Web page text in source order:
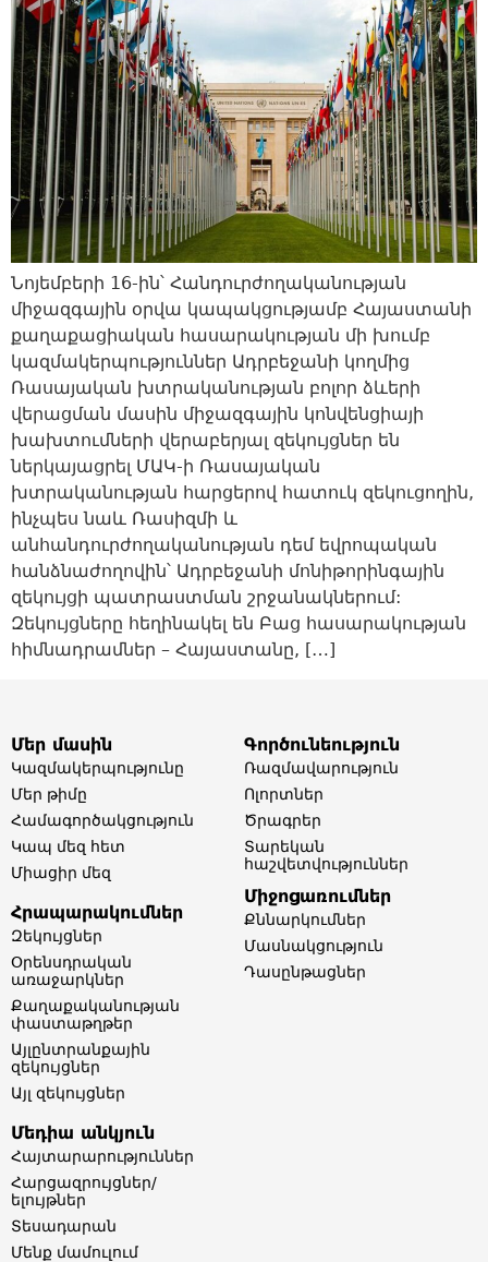
Նոյեմբերի 16-ին՝ Հանդուրժողականության
միջազգային օրվա կապակցությամբ Հայաստանի
քաղաքացիական հասարակության մի խումբ
կազմակերպություններ Ադրբեջանի կողմից
Ռասայական խտրականության բոլոր ձևերի
վերացման մասին միջազգային կոնվենցիայի
խախտումների վերաբերյալ զեկույցներ են
ներկայացրել ՄԱԿ-ի Ռասայական
խտրականության հարցերով հատուկ զեկուցողին,
ինչպես նաև Ռասիզմի և
անհանդուրժողականության դեմ եվրոպական
հանձնաժողովին՝ Ադրբեջանի մոնիթորինգային
զեկույցի պատրաստման շրջանակներում:
Զեկույցները հեղինակել են Բաց հասարակության
հիմնադրամներ – Հայաստանը, […]
Մեր մասին
Կազմակերպությունը
Մեր թիմը​
Համագործակցություն
Կապ մեզ հետ
Միացիր մեզ
Գործունեություն
Ռազմավարություն
Ոլորտներ​
Ծրագրեր
Տարեկան
հաշվետվություններ​
Հրապարակումներ
Զեկույցներ
Օրենսդրական
առաջարկներ
Քաղաքականության
փաստաթղթեր
Այլընտրանքային
զեկույցներ
Այլ զեկույցներ
Միջոցառումներ
Քննարկումներ
Մասնակցություն
Դասընթացներ
Մեդիա անկյուն
Հայտարարություններ
Հարցազրույցներ/
ելույթներ
Տեսադարան
Մենք մամուլում